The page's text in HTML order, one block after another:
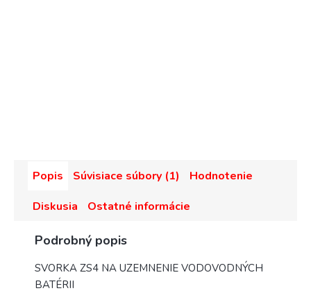
Popis Súvisiace súbory (1)
Hodnotenie
Diskusia
Ostatné informácie
Podrobný popis
SVORKA ZS4 NA UZEMNENIE VODOVODNÝCH
BATÉRII